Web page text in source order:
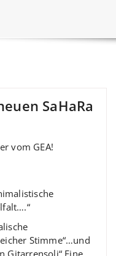
SaHaRa
vom GEA!
Stimme“…und